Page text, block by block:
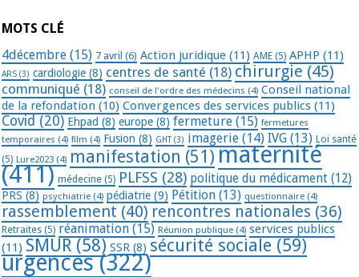
MOTS CLÉ
4décembre (15) 7 avril (6) Action juridique (11) AME (5) APHP (11)
ARS (3) cardiologie (8) centres de santé (18) chirurgie (45)
communiqué (18) conseil de l'ordre des médecins (4) Conseil national
de la refondation (10) Convergences des services publics (11)
Covid (20) Ehpad (8) europe (8) fermeture (15) fermetures
temporaires (4) film (4) Fusion (8) GHT(3) imagerie (14) IVG (13) Loi santé
(5) Lure2023 (4) manifestation (51) maternité
(411) médecine (5) PLFSS (28) politique du médicament (12)
PRS (8) psychiatrie (4) pédiatrie (9) Pétition (13) questionnaire (4)
rassemblement (40) rencontres nationales (36)
Retraites (5) réanimation (15) Réunion publique (4) services publics
(11) SMUR (58) SSR (8) sécurité sociale (59)
urgences(322)